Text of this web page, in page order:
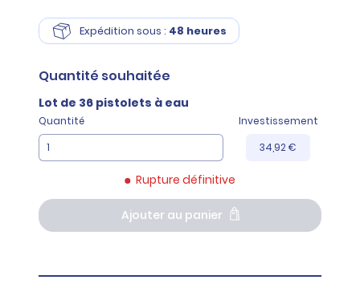
Expédition sous : 48 heures
Quantité souhaitée
Lot de 36 pistolets à eau
Quantité
Investissement
34,92 €
Rupture définitive
Ajouter au panier